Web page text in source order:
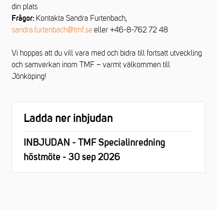
din plats
Frågor: Kontakta Sandra Furtenbach,
sandra.furtenbach@tmf.seeller +46-8-762 72 48
Vi hoppas att du vill vara med och bidra till fortsatt utveckling
och samverkan inom TMF – varmt välkommen till
Jönköping!
Ladda ner inbjudan
INBJUDAN - TMF Specialinredning
höstmöte - 30 sep 2026